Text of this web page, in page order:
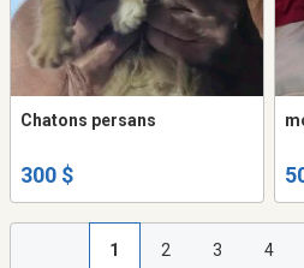
Chatons persans
300 $
1 2 3 4